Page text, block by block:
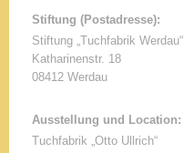
Stiftung (Postadresse):
Stiftung „Tuchfabrik Werdau“
Katharinenstr. 18
08412 Werdau
Ausstellung und Location:
Tuchfabrik „Otto Ullrich“